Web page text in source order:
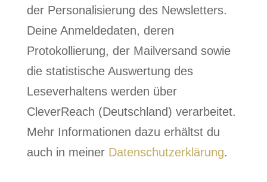
der Personalisierung des Newsletters.
Deine Anmeldedaten, deren
Protokollierung, der Mailversand sowie
die statistische Auswertung des
Leseverhaltens werden über
CleverReach (Deutschland) verarbeitet.
Mehr Informationen dazu erhältst du
auch in meiner Datenschutzerklärung.